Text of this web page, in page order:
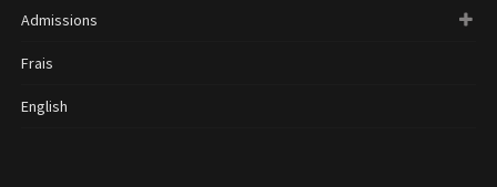
Admissions
Frais
English